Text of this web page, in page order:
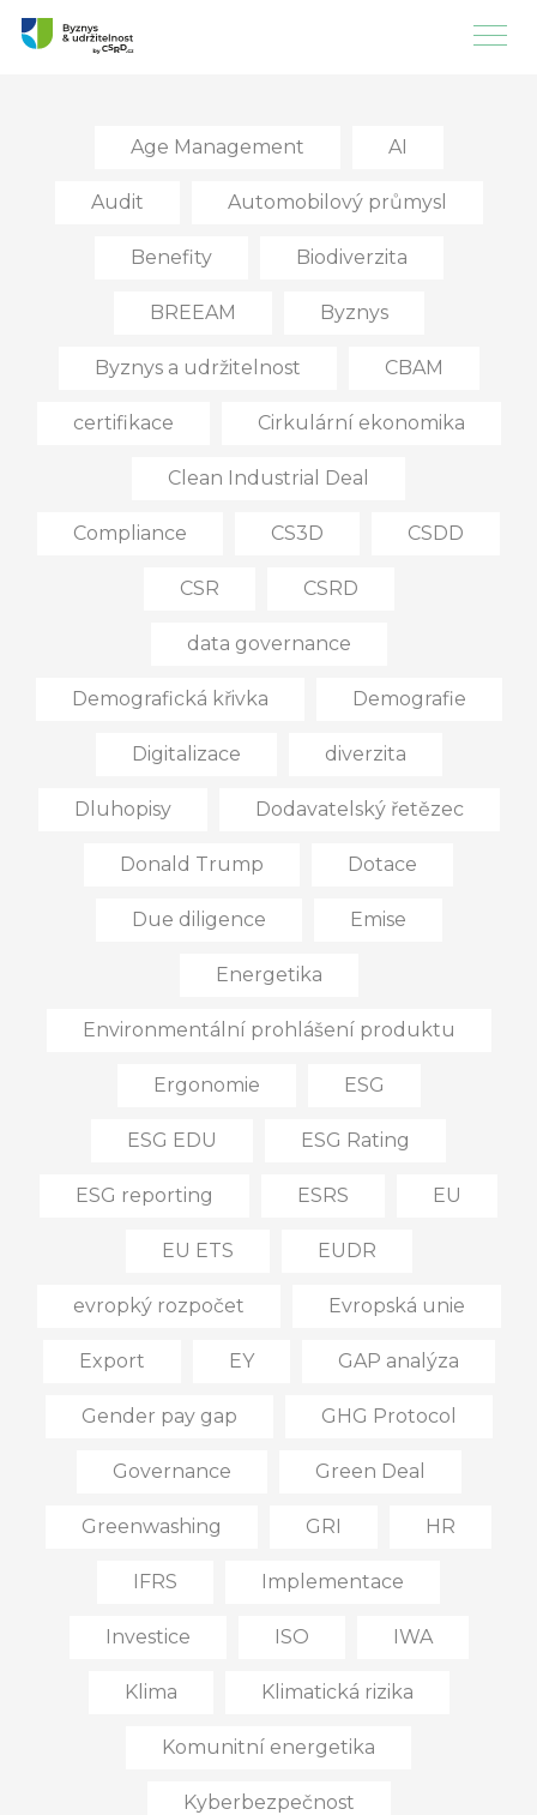
Age Management AI
Audit Automobilový průmysl
Benefity Biodiverzita
BREEAM Byznys
Byznys a udržitelnost CBAM
certifikace Cirkulární ekonomika
Clean Industrial Deal
Compliance CS3D CSDD
CSR CSRD
data governance
Demografická křivka Demografie
Digitalizace diverzita
Dluhopisy Dodavatelský řetězec
Donald Trump Dotace
Due diligence Emise
Energetika
Environmentální prohlášení produktu
Ergonomie ESG
ESG EDU ESG Rating
ESG reporting ESRS EU
EU ETS EUDR
evropký rozpočet Evropská unie
Export EY GAP analýza
Gender pay gap GHG Protocol
Governance Green Deal
Greenwashing GRI HR
IFRS Implementace
Investice ISO IWA
Klima Klimatická rizika
Komunitní energetika
Kyberbezpečnost